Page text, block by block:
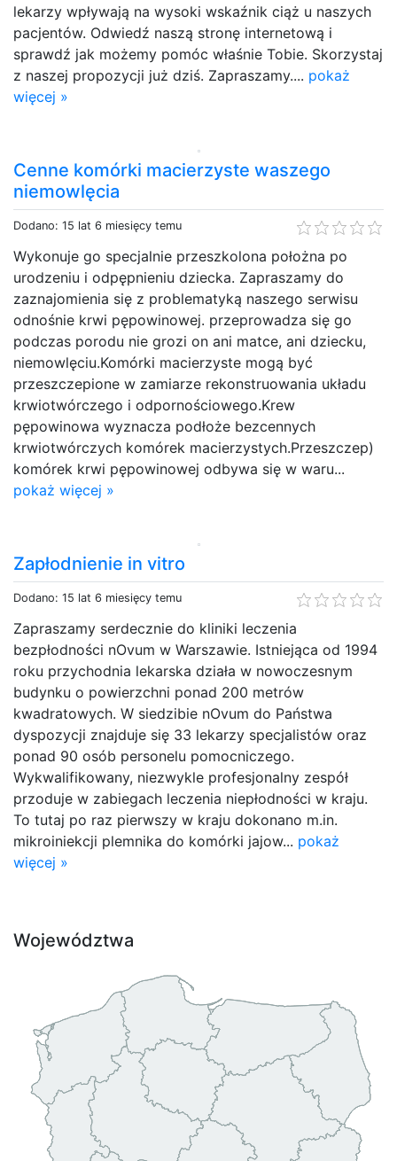
lekarzy wpływają na wysoki wskaźnik ciąż u naszych
pacjentów. Odwiedź naszą stronę internetową i
sprawdź jak możemy pomóc właśnie Tobie. Skorzystaj
z naszej propozycji już dziś. Zapraszamy.... pokaż
więcej »
Cenne komórki macierzyste waszego
niemowlęcia
Dodano: 15 lat 6 miesięcy temu
Wykonuje go specjalnie przeszkolona położna po
urodzeniu i odpępnieniu dziecka. Zapraszamy do
zaznajomienia się z problematyką naszego serwisu
odnośnie krwi pępowinowej. przeprowadza się go
podczas porodu nie grozi on ani matce, ani dziecku,
niemowlęciu.Komórki macierzyste mogą być
przeszczepione w zamiarze rekonstruowania układu
krwiotwórczego i odpornościowego.Krew
pępowinowa wyznacza podłoże bezcennych
krwiotwórczych komórek macierzystych.Przeszczep)
komórek krwi pępowinowej odbywa się w waru...
pokaż więcej »
Zapłodnienie in vitro
Dodano: 15 lat 6 miesięcy temu
Zapraszamy serdecznie do kliniki leczenia
bezpłodności nOvum w Warszawie. Istniejąca od 1994
roku przychodnia lekarska działa w nowoczesnym
budynku o powierzchni ponad 200 metrów
kwadratowych. W siedzibie nOvum do Państwa
dyspozycji znajduje się 33 lekarzy specjalistów oraz
ponad 90 osób personelu pomocniczego.
Wykwalifikowany, niezwykle profesjonalny zespół
przoduje w zabiegach leczenia niepłodności w kraju.
To tutaj po raz pierwszy w kraju dokonano m.in.
mikroiniekcji plemnika do komórki jajow... pokaż
więcej »
Województwa